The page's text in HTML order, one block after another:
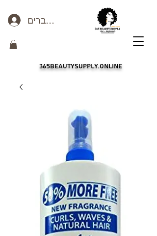
כניסה לחברים
365beautysupply.online